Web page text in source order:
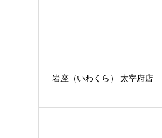
岩座（いわくら） 太宰府店